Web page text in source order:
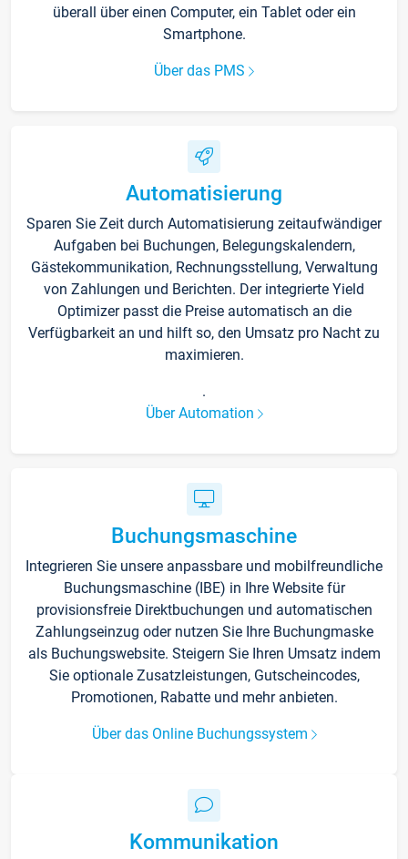
überall über einen Computer, ein Tablet oder ein
Smartphone.
Über das PMS
Automatisierung
Sparen Sie Zeit durch Automatisierung zeitaufwändiger
Aufgaben bei Buchungen, Belegungskalendern,
Gästekommunikation, Rechnungsstellung, Verwaltung
von Zahlungen und Berichten. Der integrierte Yield
Optimizer passt die Preise automatisch an die
Verfügbarkeit an und hilft so, den Umsatz pro Nacht zu
maximieren.
.
Über Automation
Buchungsmaschine
Integrieren Sie unsere anpassbare und mobilfreundliche
Buchungsmaschine (IBE) in Ihre Website für
provisionsfreie Direktbuchungen und automatischen
Zahlungseinzug oder nutzen Sie Ihre Buchungmaske
als Buchungswebsite. Steigern Sie Ihren Umsatz indem
Sie optionale Zusatzleistungen, Gutscheincodes,
Promotionen, Rabatte und mehr anbieten.
Über das Online Buchungssystem
Kommunikation